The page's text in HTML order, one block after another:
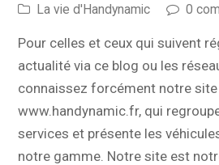
La vie d'Handynamic
0
Pour celles et ceux qui suivent
actualité via ce blog ou les
connaissez forcément notre
www.handynamic.fr, qui
services et présente les
notre gamme. Notre site est